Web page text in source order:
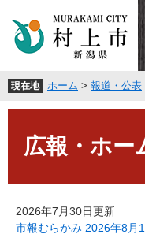
頭
で
飛
ば
現在地 ホーム > 報道・公表
広報・ホー
2026年7月30日更新
市報むらかみ 2026年8月